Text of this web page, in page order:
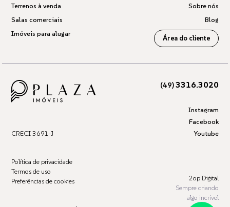
Terrenos à venda
Salas comerciais
Imóveis para alugar
Sobre nós
Blog
Área do cliente
CRECI 3691-J
(49)3316.3020
Instagram
Facebook
Youtube
Política de privacidade
Termos de uso
Preferências de cookies
2op Digital
Sempre criando
algo incrível